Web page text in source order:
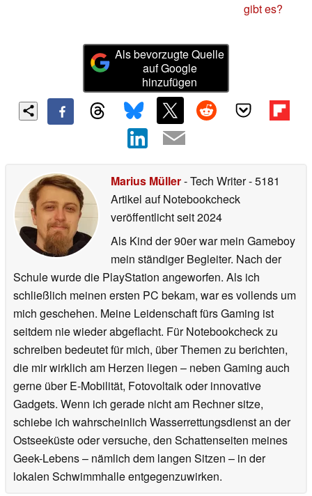
gibt es?
Als bevorzugte Quelle
auf Google
hinzufügen
Marius Müller- Tech Writer- 5181
Artikel auf Notebookcheck
veröffentlichtseit 2024
Als Kind der 90er war mein Gameboy
mein ständiger Begleiter. Nach der
Schule wurde die PlayStation angeworfen. Als ich
schließlich meinen ersten PC bekam, war es vollends um
mich geschehen. Meine Leidenschaft fürs Gaming ist
seitdem nie wieder abgeflacht. Für Notebookcheck zu
schreiben bedeutet für mich, über Themen zu berichten,
die mir wirklich am Herzen liegen – neben Gaming auch
gerne über E-Mobilität, Fotovoltaik oder innovative
Gadgets. Wenn ich gerade nicht am Rechner sitze,
schiebe ich wahrscheinlich Wasserrettungsdienst an der
Ostseeküste oder versuche, den Schattenseiten meines
Geek-Lebens – nämlich dem langen Sitzen – in der
lokalen Schwimmhalle entgegenzuwirken.